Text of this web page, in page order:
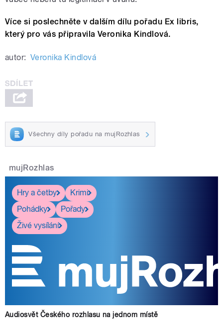
Více si poslechněte v dalším dílu pořadu Ex libris,
který pro vás připravila Veronika Kindlová.
autor: Veronika Kindlová
Všechny díly pořadu na mujRozhlas
mujRozhlas
Hry a četby
Krimi
Pohádky
Pořady
Živé vysílání
Audiosvět Českého rozhlasu na jednom místě